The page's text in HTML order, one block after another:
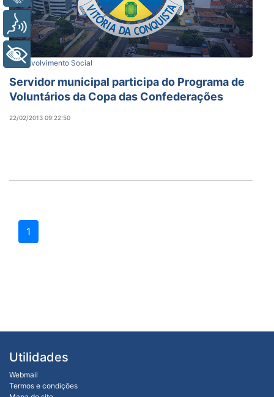
Desenvolvimento Social
Servidor municipal participa do Programa de
Voluntários da Copa das Confederações
22/02/2013 09:22:50
1
Utilidades
Webmail
Termos e condições
Voz
+ Acessibilidade